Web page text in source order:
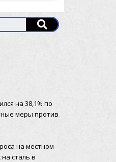
на 38,1% по
меры против
на местном
сталь в